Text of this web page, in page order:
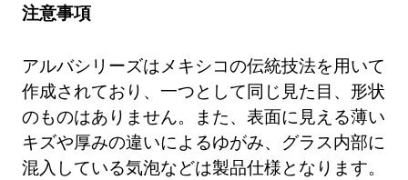
注意事項
アルバシリーズはメキシコの伝統技法を用いて
作成されており、一つとして同じ見た目、形状
のものはありません。また、表面に見える薄い
キズや厚みの違いによるゆがみ、グラス内部に
混入している気泡などは製品仕様となります。